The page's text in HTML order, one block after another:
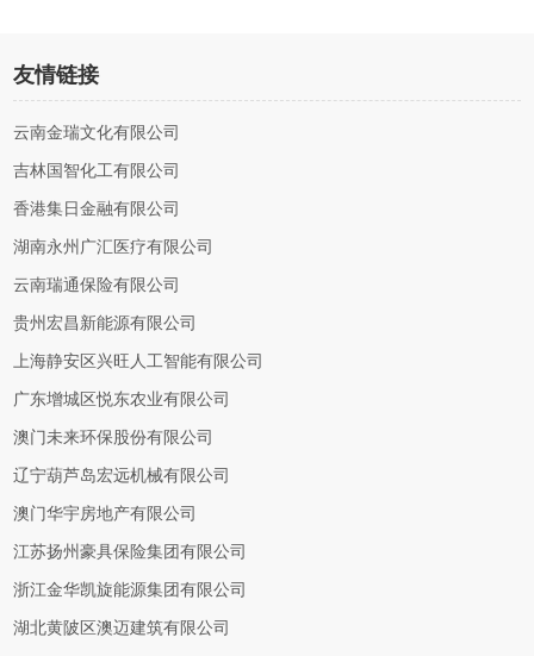
友情链接
云南金瑞文化有限公司
吉林国智化工有限公司
香港集日金融有限公司
湖南永州广汇医疗有限公司
云南瑞通保险有限公司
贵州宏昌新能源有限公司
上海静安区兴旺人工智能有限公司
广东增城区悦东农业有限公司
澳门未来环保股份有限公司
辽宁葫芦岛宏远机械有限公司
澳门华宇房地产有限公司
江苏扬州豪具保险集团有限公司
浙江金华凯旋能源集团有限公司
湖北黄陂区澳迈建筑有限公司